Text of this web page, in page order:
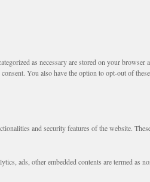
as necessary are stored on your
You also have the option to opt-out of
and security features of the website.
ads, other embedded contents are termed as